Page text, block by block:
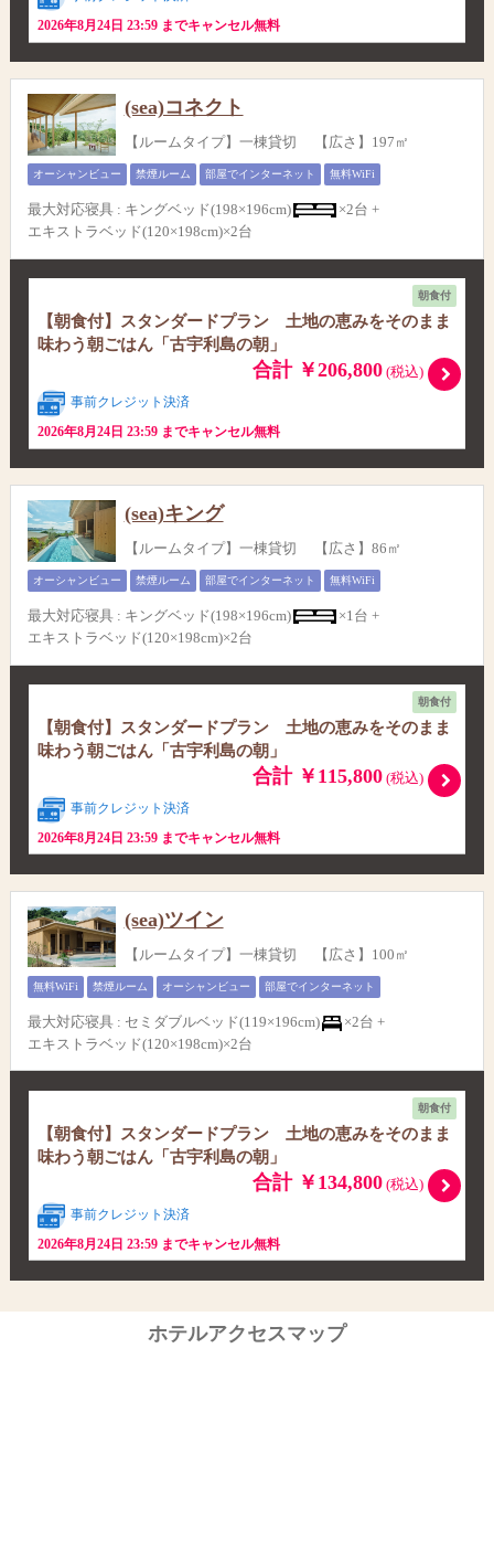
2026年8月24日 23:59 までキャンセル無料
(sea)コネクト
【ルームタイプ】一棟貸切 【広さ】197㎡
オーシャンビュー 禁煙ルーム 部屋でインターネット 無料WiFi
最大対応寝具 : キングベッド(198×196cm)
×2台 +
エキストラベッド(120×198cm)×2台
朝食付
【朝食付】スタンダードプラン 土地の恵みをそのまま
味わう朝ごはん「古宇利島の朝」
合計 ￥206,800(税込)
事前クレジット決済
2026年8月24日 23:59 までキャンセル無料
(sea)キング
【ルームタイプ】一棟貸切 【広さ】86㎡
オーシャンビュー 禁煙ルーム 部屋でインターネット 無料WiFi
最大対応寝具 : キングベッド(198×196cm)
×1台 +
エキストラベッド(120×198cm)×2台
朝食付
【朝食付】スタンダードプラン 土地の恵みをそのまま
味わう朝ごはん「古宇利島の朝」
合計 ￥115,800(税込)
事前クレジット決済
2026年8月24日 23:59 までキャンセル無料
(sea)ツイン
【ルームタイプ】一棟貸切 【広さ】100㎡
無料WiFi 禁煙ルーム オーシャンビュー 部屋でインターネット
最大対応寝具 : セミダブルベッド(119×196cm)
×2台 +
エキストラベッド(120×198cm)×2台
朝食付
【朝食付】スタンダードプラン 土地の恵みをそのまま
味わう朝ごはん「古宇利島の朝」
合計 ￥134,800(税込)
事前クレジット決済
2026年8月24日 23:59 までキャンセル無料
ホテルアクセスマップ